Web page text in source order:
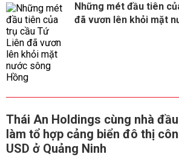
Những mét đầu tiên
đã vươn lên khỏi mặt
Thái An Holdings cùng nhà
làm tổ hợp cảng biển đô thị
USD ở Quảng Ninh